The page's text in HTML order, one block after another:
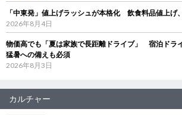
「中東発」値上げラッシュが本格化 飲食料品値上げ
2026年8月4日
物価高でも「夏は家族で長距離ドライブ」 宿泊ドラ
猛暑への備えも必須
2026年8月3日
カルチャー